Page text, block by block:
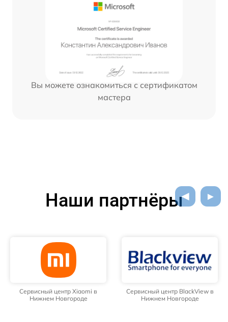
Вы можете ознакомиться с сертификатом
мастера
Наши партнёры
Сервисный центр Xiaomi в
Нижнем Новгороде
Сервисный центр BlackView в
Нижнем Новгороде